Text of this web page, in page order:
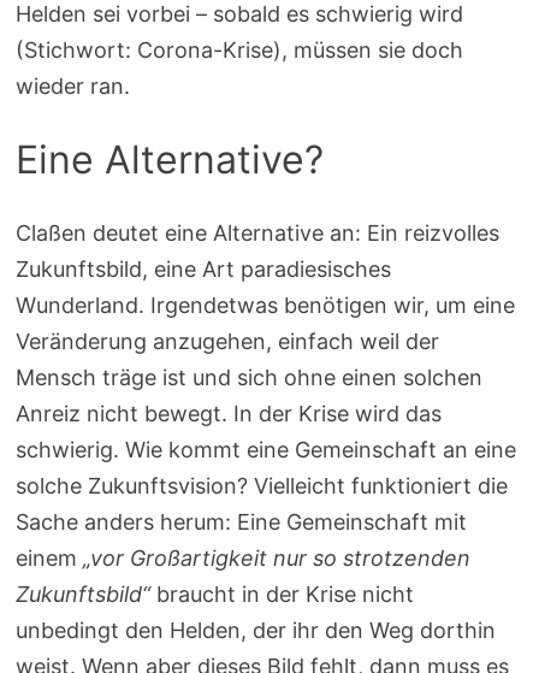
Helden sei vorbei – sobald es schwierig wird
(Stichwort: Corona-Krise), müssen sie doch
wieder ran.
Eine Alternative?
Claßen deutet eine Alternative an: Ein reizvolles
Zukunftsbild, eine Art paradiesisches
Wunderland. Irgendetwas benötigen wir, um eine
Veränderung anzugehen, einfach weil der
Mensch träge ist und sich ohne einen solchen
Anreiz nicht bewegt. In der Krise wird das
schwierig. Wie kommt eine Gemeinschaft an eine
solche Zukunftsvision? Vielleicht funktioniert die
Sache anders herum: Eine Gemeinschaft mit
einem „vor Großartigkeit nur so strotzenden
Zukunftsbild“braucht in der Krise nicht
unbedingt den Helden, der ihr den Weg dorthin
weist. Wenn aber dieses Bild fehlt, dann muss es